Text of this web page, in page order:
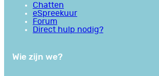
Chatten
eSpreekuur
Forum
Direct hulp nodig?
Wie zijn we?